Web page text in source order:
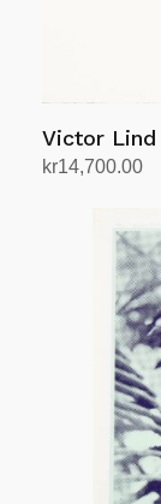
Victor Lind
kr14,700.00